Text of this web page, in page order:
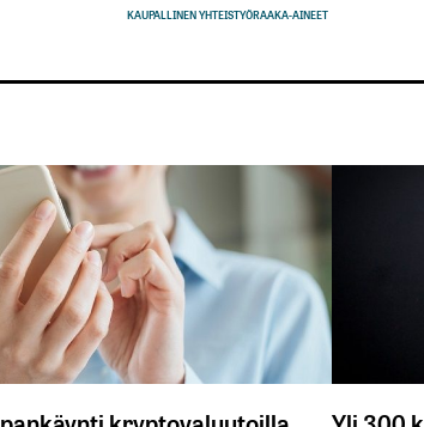
KAUPALLINEN YHTEISTYÖRAAKA-AINEET